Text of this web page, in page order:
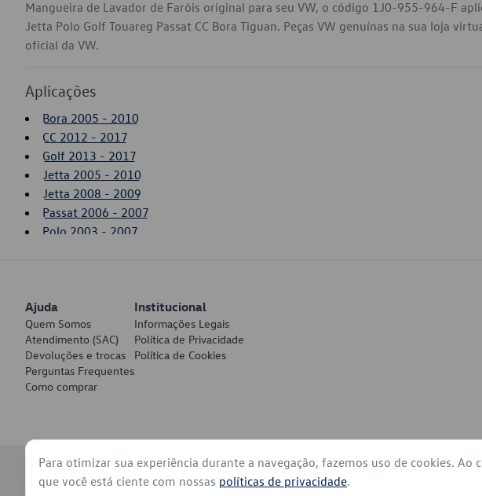
Mangueira de Lavador de Faróis original para seu VW, o código 1J0-955-964-F
Jetta Polo Golf Touareg Passat CC Bora Tiguan. Peças VW genuínas na sua loja
oficial da VW.
Aplicações
Bora 2005 - 2010
CC 2012 - 2017
Golf 2013 - 2017
Jetta 2005 - 2010
Jetta 2008 - 2009
Passat 2006 - 2007
Polo 2003 - 2007
Ajuda
Quem Somos
Atendimento (SAC)
Devoluções e trocas
Perguntas Frequentes
Como comprar
Institucional
Informações Legais
Política de Privacidade
Política de Cookies
© 2026 - Volkswagen do Brasil - Todos os direitos reservados
Para otimizar sua experiência durante a navegação, fazemos uso de cookies. Ao
que você está ciente com nossas políticas de privacidade.